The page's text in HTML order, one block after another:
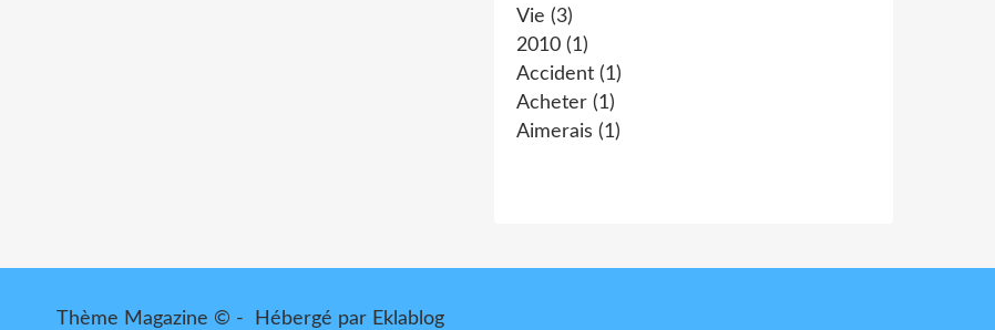
Vie (3)
2010 (1)
Accident (1)
Acheter (1)
Aimerais (1)
Thème Magazine © - Hébergé par Eklablog